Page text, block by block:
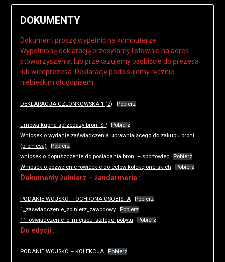
DOKUMENTY
Dokument proszę wypełnić na komputerze.
Wypełnioną deklarację przesyłamy listownie na adres
stowarzyszenia, lub przekazujemy osobiście do prezesa
lub wiceprezesa. Deklarację podpisujemy ręcznie
niebieskim długopisem.
DEKLARACJA-CZLONKOWSKA-1 (2) Pobierz
umowa kupna sprzedazy broni SP
Pobierz
Wniosek o wydanie zaświadczenia uprawniającego do zakupu broni
(promesa)
Pobierz
wniosek o dopuszczenie do posiadania broni – sportowiec
Pobierz
Wniosek o pozwolenie łowieckie do celów kolekcjonerskich
Pobierz
Dokumenty żołnierz – żandarmeria :
PODANIE WOJSKO – OCHRONA OSOBISTA
Pobierz
1_zaswiadczenie_zolnierz_zawodowy
Pobierz
11_oswiadczenie_o_miejscu_stalego_pobytu
Pobierz
Do edycji :
PODANIE WOJSKO – KOLEKCJA Pobierz